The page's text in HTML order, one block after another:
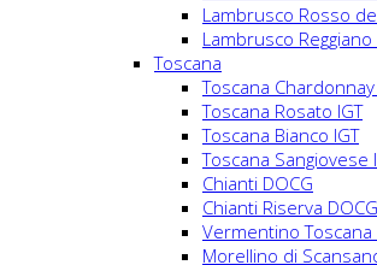
Lambrusco Rosso
Lambrusco Reggiano
Toscana
Toscana Chardonnay
Toscana Rosato IGT
Toscana Bianco IGT
Toscana Sangiovese
Chianti DOCG
Chianti Riserva DOCG
Vermentino Toscana
Morellino di